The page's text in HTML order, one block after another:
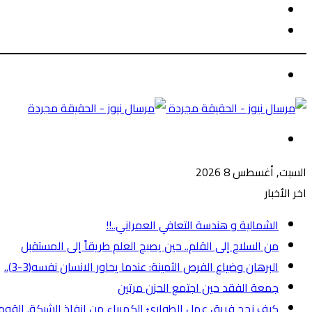
عن
السبت, أغسطس 8 2026
اخر الأخبار
الشمالية و هندسة التعافي العمراني..!!
من السلاح إلى القلم.. حين يصبح العلم طريقاً إلى المستقبل
البرهان وضياع الفرص الثمينة: عندما يحاور الانسان نفسه(3-3)..
جمعة الفقد حين اجتمع الحزن مرتين